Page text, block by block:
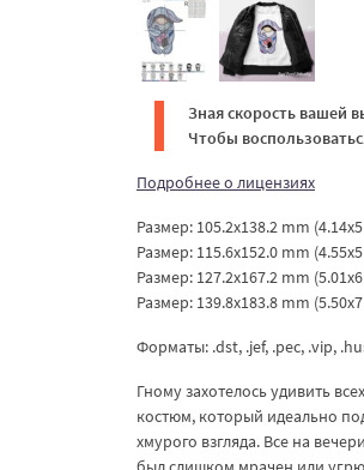
Зная скорость вашей
Чтобы
Подробнее о лицензиях
Размер: 105.2x138.2 mm
Размер: 115.6x152.0 mm
Размер: 127.2x167.2 mm
Размер: 139.8x183.8 mm
Форматы: .dst, .jef, .pec, .vip,
Гному захотелось удивить
костюм, который идеально
хмурого взгляда. Все на